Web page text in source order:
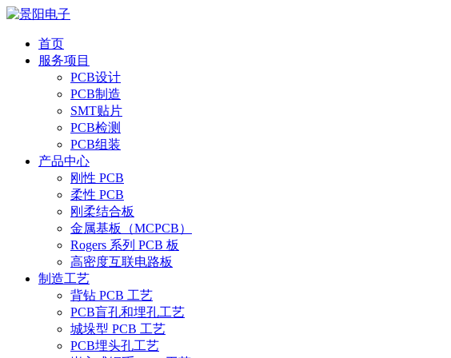
首页
服务项目
PCB设计
PCB制造
SMT贴片
PCB检测
PCB组装
产品中心
刚性 PCB
柔性 PCB
刚柔结合板
金属基板（MCPCB）
Rogers 系列 PCB 板
高密度互联电路板
制造工艺
背钻 PCB 工艺
PCB盲孔和埋孔工艺
城垛型 PCB 工艺
PCB埋头孔工艺